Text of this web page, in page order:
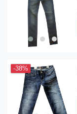
-38%